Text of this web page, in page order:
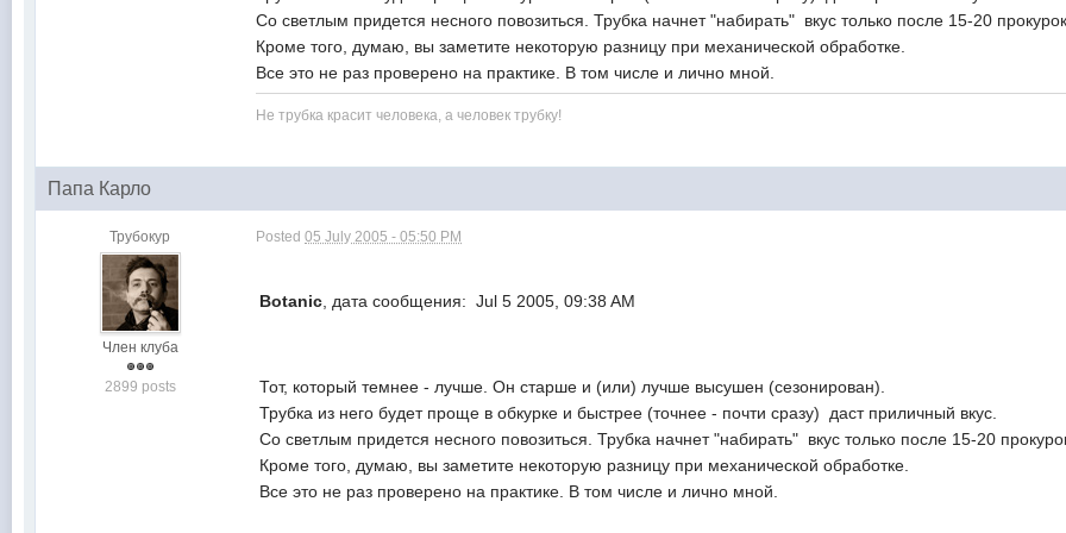
Со светлым придется несного повозиться. Трубка начнет "набирать" вкус только после 15-20
Кроме того, думаю, вы заметите некоторую разницу при механической обработке.
Все это не раз проверено на практике. В том числе и лично мной.
Не трубка красит человека, а человек трубку!
Папа Карло
Трубокур
Член клуба
2899 posts
Posted05 July 2005 - 05:50 PM
Botanic, дата сообщения: Jul 5 2005, 09:38 AM
Тот, который темнее - лучше. Он старше и (или) лучше высушен (сезонирован).
Трубка из него будет проще в обкурке и быстрее (точнее - почти сразу) даст приличный вкус.
Со светлым придется несного повозиться. Трубка начнет "набирать" вкус только после 15-20
Кроме того, думаю, вы заметите некоторую разницу при механической обработке.
Все это не раз проверено на практике. В том числе и лично мной.